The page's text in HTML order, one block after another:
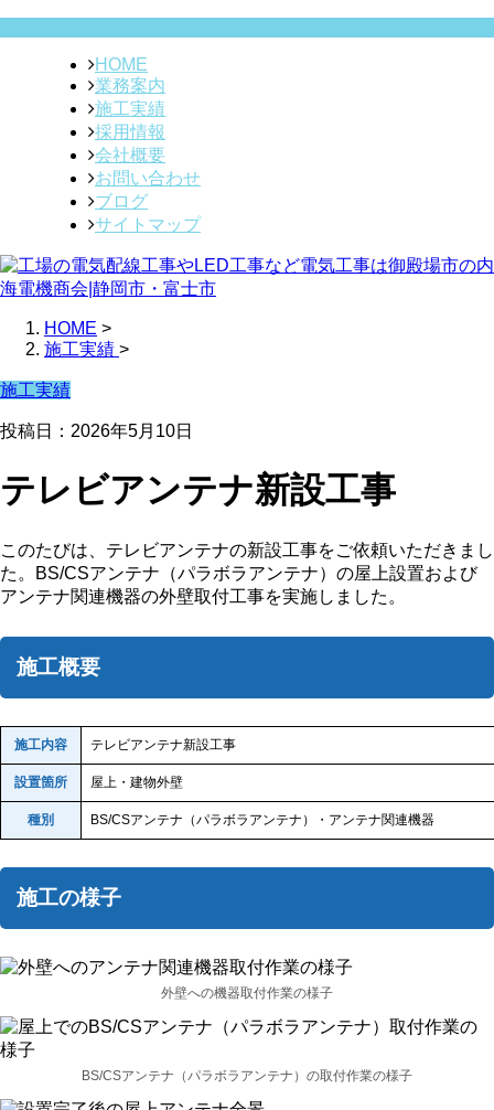
HOME
業務案内
施工実績
採用情報
会社概要
お問い合わせ
ブログ
サイトマップ
HOME >
施工実績 >
施工実績
投稿日：2026年5月10日
テレビアンテナ新設工事
このたびは、テレビアンテナの新設工事をご依頼いただきまし
た。BS/CSアンテナ（パラボラアンテナ）の屋上設置および
アンテナ関連機器の外壁取付工事を実施しました。
施工概要
施工内容 テレビアンテナ新設工事
設置箇所 屋上・建物外壁
種別 BS/CSアンテナ（パラボラアンテナ）・アンテナ関連機器
施工の様子
外壁への機器取付作業の様子
BS/CSアンテナ（パラボラアンテナ）の取付作業の様子